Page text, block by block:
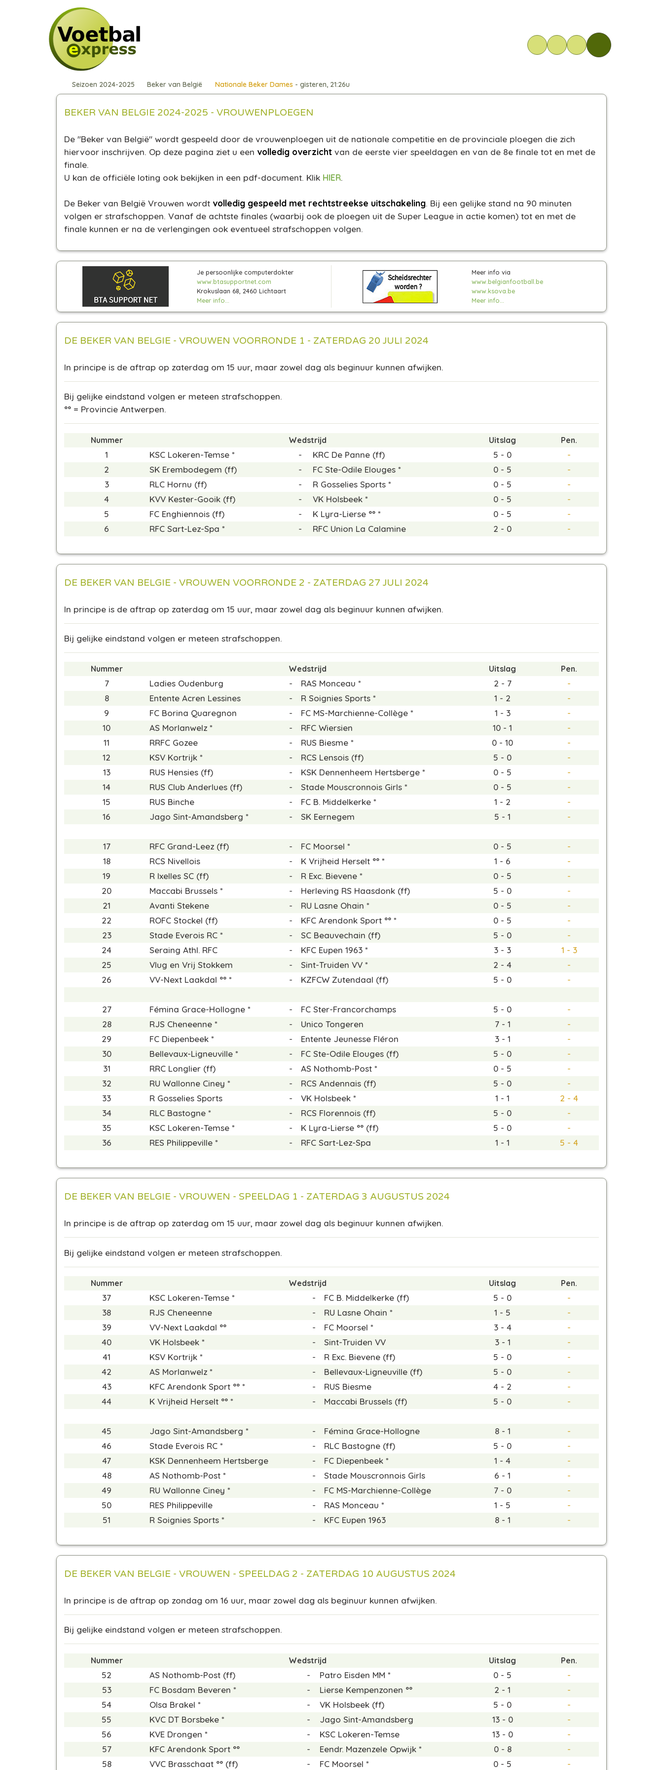
Seizoen 2024-2025 Beker van België Nationale Beker Dames - gisteren, 21:26u
BEKER VAN BELGIE 2024-2025 - VROUWENPLOEGEN
De "Beker van België" wordt gespeeld door de vrouwenploegen uit de nationale competitie en de provinciale ploegen die zich
hiervoor inschrijven. Op deze pagina ziet u een volledig overzicht van de eerste vier speeldagen en van de 8e finale tot en met de
finale.
U kan de officiële loting ook bekijken in een pdf-document. Klik HIER.
De Beker van België Vrouwen wordt volledig gespeeld met rechtstreekse uitschakeling. Bij een gelijke stand na 90 minuten
volgen er strafschoppen. Vanaf de achtste finales (waarbij ook de ploegen uit de Super League in actie komen) tot en met de
finale kunnen er na de verlengingen ook eventueel strafschoppen volgen.
Je persoonlijke computerdokter
www.btasupportnet.com
Krokuslaan 68, 2460 Lichtaart
Meer info...
Meer info via
www.belgianfootball.be
www.ksova.be
Meer info...
DE BEKER VAN BELGIE - VROUWEN VOORRONDE 1 - ZATERDAG 20 JULI 2024
In principe is de aftrap op zaterdag om 15 uur, maar zowel dag als beginuur kunnen afwijken.
Bij gelijke eindstand volgen er meteen strafschoppen.
°° = Provincie Antwerpen.
Nummer Wedstrijd Uitslag Pen.
1 KSC Lokeren-Temse * - KRC De Panne (ff) 5 - 0
-
2
SK Erembodegem (ff) - FC Ste-Odile Elouges * 0 - 5
-
3
RLC Hornu (ff) - R Gosselies Sports * 0 - 5
-
4
KVV Kester-Gooik (ff) - VK Holsbeek * 0 - 5
-
5
FC Enghiennois (ff) - K Lyra-Lierse °° * 0 - 5
-
6
RFC Sart-Lez-Spa * - RFC Union La Calamine 2 - 0 -
DE BEKER VAN BELGIE - VROUWEN VOORRONDE 2 - ZATERDAG 27 JULI 2024
In principe is de aftrap op zaterdag om 15 uur, maar zowel dag als beginuur kunnen afwijken.
Bij gelijke eindstand volgen er meteen strafschoppen.
Nummer Wedstrijd Uitslag Pen.
7 Ladies Oudenburg - RAS Monceau * 2 - 7
-
8
Entente Acren Lessines - R Soignies Sports * 1 - 2
-
9
FC Borina Quaregnon - FC MS-Marchienne-Collège * 1 - 3
-
10
AS Morlanwelz * - RFC Wiersien 10 - 1
-
11
RRFC Gozee - RUS Biesme * 0 - 10
-
12
KSV Kortrijk * - RCS Lensois (ff) 5 - 0
-
13
RUS Hensies (ff) - KSK Dennenheem Hertsberge * 0 - 5
-
14
RUS Club Anderlues (ff) - Stade Mouscronnois Girls * 0 - 5
-
15
RUS Binche - FC B. Middelkerke * 1 - 2
-
16
Jago Sint-Amandsberg * - SK Eernegem 5 - 1 -
17 RFC Grand-Leez (ff) - FC Moorsel * 0 - 5
-
18
RCS Nivellois - K Vrijheid Herselt °° * 1 - 6
-
19
R Ixelles SC (ff) - R Exc. Bievene * 0 - 5
-
20
Maccabi Brussels * - Herleving RS Haasdonk (ff) 5 - 0
-
21
Avanti Stekene - RU Lasne Ohain * 0 - 5
-
22
ROFC Stockel (ff) - KFC Arendonk Sport °° * 0 - 5
-
23
Stade Everois RC * - SC Beauvechain (ff) 5 - 0
-
24
Seraing Athl. RFC - KFC Eupen 1963 * 3 - 3
1 - 3
25
Vlug en Vrij Stokkem - Sint-Truiden VV * 2 - 4
-
26
VV-Next Laakdal °° * - KZFCW Zutendaal (ff) 5 - 0 -
27 Fémina Grace-Hollogne * - FC Ster-Francorchamps 5 - 0
-
28
RJS Cheneenne * - Unico Tongeren 7 - 1
-
29
FC Diepenbeek * - Entente Jeunesse Fléron 3 - 1
-
30
Bellevaux-Ligneuville * - FC Ste-Odile Elouges (ff) 5 - 0
-
31
RRC Longlier (ff) - AS Nothomb-Post * 0 - 5
-
32
RU Wallonne Ciney * - RCS Andennais (ff) 5 - 0
-
33
R Gosselies Sports - VK Holsbeek * 1 - 1
2 - 4
34
RLC Bastogne * - RCS Florennois (ff) 5 - 0
-
35
KSC Lokeren-Temse * - K Lyra-Lierse °° (ff) 5 - 0
-
36
RES Philippeville * - RFC Sart-Lez-Spa 1 - 1 5 - 4
DE BEKER VAN BELGIE - VROUWEN - SPEELDAG 1 - ZATERDAG 3 AUGUSTUS 2024
In principe is de aftrap op zaterdag om 15 uur, maar zowel dag als beginuur kunnen afwijken.
Bij gelijke eindstand volgen er meteen strafschoppen.
Nummer Wedstrijd Uitslag Pen.
37 KSC Lokeren-Temse * - FC B. Middelkerke (ff) 5 - 0
-
38
RJS Cheneenne - RU Lasne Ohain * 1 - 5
-
39
VV-Next Laakdal °° - FC Moorsel * 3 - 4
-
40
VK Holsbeek * - Sint-Truiden VV 3 - 1
-
41
KSV Kortrijk * - R Exc. Bievene (ff) 5 - 0
-
42
AS Morlanwelz * - Bellevaux-Ligneuville (ff) 5 - 0
-
43
KFC Arendonk Sport °° * - RUS Biesme 4 - 2
-
44
K Vrijheid Herselt °° * - Maccabi Brussels (ff) 5 - 0 -
45 Jago Sint-Amandsberg * - Fémina Grace-Hollogne 8 - 1
-
46
Stade Everois RC * - RLC Bastogne (ff) 5 - 0
-
47
KSK Dennenheem Hertsberge - FC Diepenbeek * 1 - 4
-
48
AS Nothomb-Post * - Stade Mouscronnois Girls 6 - 1
-
49
RU Wallonne Ciney * - FC MS-Marchienne-Collège 7 - 0
-
50
RES Philippeville - RAS Monceau * 1 - 5
-
51
R Soignies Sports * - KFC Eupen 1963 8 - 1 -
DE BEKER VAN BELGIE - VROUWEN - SPEELDAG 2 - ZATERDAG 10 AUGUSTUS 2024
In principe is de aftrap op zondag om 16 uur, maar zowel dag als beginuur kunnen afwijken.
Bij gelijke eindstand volgen er meteen strafschoppen.
Nummer Wedstrijd Uitslag Pen.
52 AS Nothomb-Post (ff) - Patro Eisden MM * 0 - 5
-
53
FC Bosdam Beveren * - Lierse Kempenzonen °° 2 - 1
-
54
Olsa Brakel * - VK Holsbeek (ff) 5 - 0
-
55
KVC DT Borsbeke * - Jago Sint-Amandsberg 13 - 0
-
56
KVE Drongen * - KSC Lokeren-Temse 13 - 0
-
57
KFC Arendonk Sport °° - Eendr. Mazenzele Opwijk * 0 - 8
-
58
VVC Brasschaat °° (ff) - FC Moorsel * 0 - 5 -